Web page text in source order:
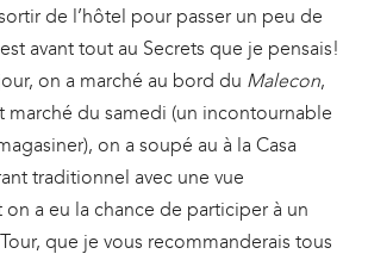
de l’hôtel pour passer un peu de
avant tout au Secrets que je pensais!
on a marché au bord du Malecon,
marché du samedi (un incontournable
on a soupé au à la Casa
traditionnel avec une vue
on a eu la chance de participer à un
Tour, que je vous recommanderais tous